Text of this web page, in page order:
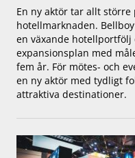
En ny aktör tar allt större
hotellmarknaden.
en växande
expansionsplan med
fem år. För mötes- och
en ny aktör med tydligt
attraktiva destinationer.